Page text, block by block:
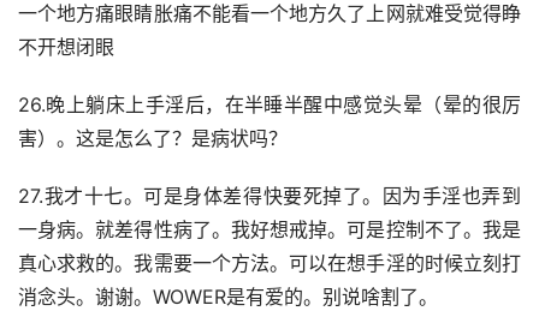
一个地方痛眼睛胀痛不能看一个地方久了上网就难受觉得睁
不开想闭眼
26.晚上躺床上手淫后，在半睡半醒中感觉头晕（晕的很厉
害）。这是怎么了？是病状吗？
27.我才十七。可是身体差得快要死掉了。因为手淫也弄到
一身病。就差得性病了。我好想戒掉。可是控制不了。我是
真心求救的。我需要一个方法。可以在想手淫的时候立刻打
消念头。谢谢。WOWER是有爱的。别说啥割了。